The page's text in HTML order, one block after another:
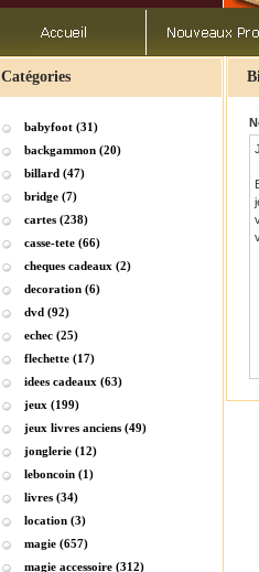
Catégories
babyfoot (31)
backgammon (20)
billard (47)
bridge (7)
cartes (238)
casse-tete (66)
cheques cadeaux (2)
decoration (6)
dvd (92)
echec (25)
flechette (17)
idees cadeaux (63)
jeux (199)
jeux livres anciens (49)
jonglerie (12)
leboncoin (1)
livres (34)
location (3)
magie (657)
magie accessoire (312)